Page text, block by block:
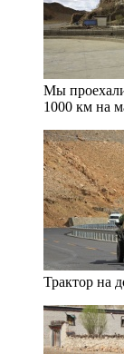
Мы
1000 км на
Трактор на